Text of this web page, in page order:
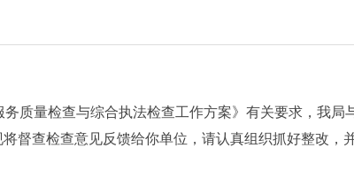
质量检查与综合执法检查工作方案》有关要求，我
督查检查意见反馈给你单位，请认真组织抓好整改，